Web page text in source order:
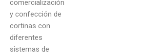
comercialización
y confección de
cortinas con
diferentes
sistemas de